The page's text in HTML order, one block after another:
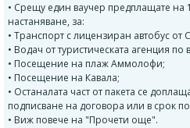
• Срещу един ваучер предплащате на
настаняване, за:
• Транспорт с лицензиран автобус от
• Водач от туристическата агенция по
• Посещение на плаж Аммолофи;
• Посещение на Кавала;
• Останалата част от пакета се
подписване на договора или в срок
• Виж повече на "Прочети още".